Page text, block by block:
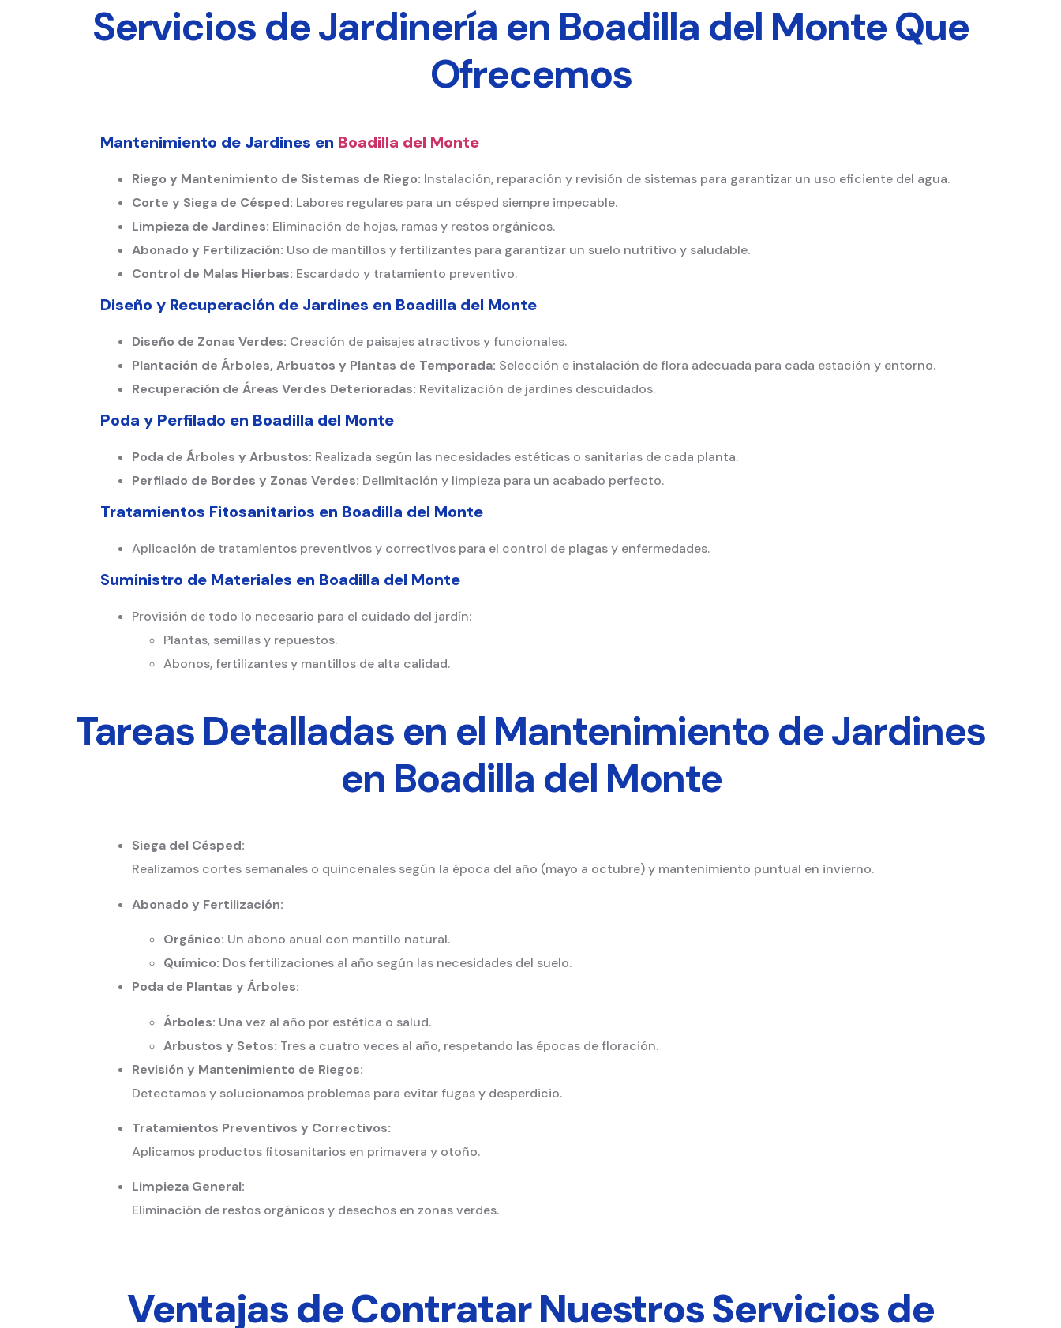
Servicios de Jardinería en Boadilla del Monte Que
Ofrecemos
Mantenimiento de Jardines en Boadilla del Monte
Riego y Mantenimiento de Sistemas de Riego: Instalación, reparación y revisión de sistemas para garantizar un uso eficiente del agua.
Corte y Siega de Césped: Labores regulares para un césped siempre impecable.
Limpieza de Jardines: Eliminación de hojas, ramas y restos orgánicos.
Abonado y Fertilización: Uso de mantillos y fertilizantes para garantizar un suelo nutritivo y saludable.
Control de Malas Hierbas: Escardado y tratamiento preventivo.
Diseño y Recuperación de Jardines en Boadilla del Monte
Diseño de Zonas Verdes: Creación de paisajes atractivos y funcionales.
Plantación de Árboles, Arbustos y Plantas de Temporada: Selección e instalación de flora adecuada para cada estación y entorno.
Recuperación de Áreas Verdes Deterioradas: Revitalización de jardines descuidados.
Poda y Perfilado en Boadilla del Monte
Poda de Árboles y Arbustos: Realizada según las necesidades estéticas o sanitarias de cada planta.
Perfilado de Bordes y Zonas Verdes: Delimitación y limpieza para un acabado perfecto.
Tratamientos Fitosanitarios en Boadilla del Monte
Aplicación de tratamientos preventivos y correctivos para el control de plagas y enfermedades.
Suministro de Materiales en Boadilla del Monte
Provisión de todo lo necesario para el cuidado del jardín:
Plantas, semillas y repuestos.
Abonos, fertilizantes y mantillos de alta calidad.
Tareas Detalladas en el Mantenimiento de Jardines
en Boadilla del Monte
Siega del Césped:
Realizamos cortes semanales o quincenales según la época del año (mayo a octubre) y mantenimiento puntual en invierno.
Abonado y Fertilización:
Orgánico: Un abono anual con mantillo natural.
Químico: Dos fertilizaciones al año según las necesidades del suelo.
Poda de Plantas y Árboles:
Árboles: Una vez al año por estética o salud.
Arbustos y Setos: Tres a cuatro veces al año, respetando las épocas de floración.
Revisión y Mantenimiento de Riegos:
Detectamos y solucionamos problemas para evitar fugas y desperdicio.
Tratamientos Preventivos y Correctivos:
Aplicamos productos fitosanitarios en primavera y otoño.
Limpieza General:
Eliminación de restos orgánicos y desechos en zonas verdes.
Ventajas de Contratar Nuestros Servicios de